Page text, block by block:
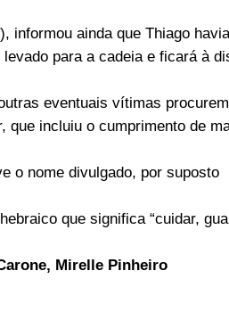
informou ainda que Thiago
para a cadeia e ficará à
eventuais vítimas
que incluiu o cumprimento de
o nome divulgado, por suposto
que significa “cuidar,
Mirelle Pinheiro